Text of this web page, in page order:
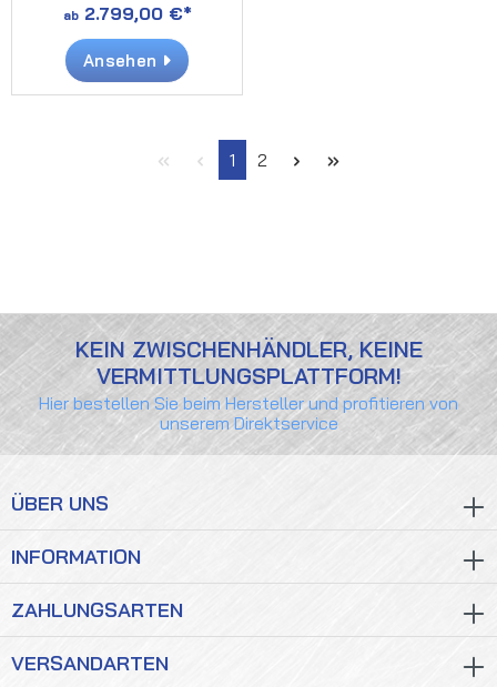
ab2.799,00 €*
Ansehen
Seite
1 Seite
2
KEIN ZWISCHENHÄNDLER, KEINE
VERMITTLUNGSPLATTFORM!
Hier bestellen Sie beim Hersteller und profitieren von
unserem Direktservice
ÜBER UNS
INFORMATION
ZAHLUNGSARTEN
VERSANDARTEN